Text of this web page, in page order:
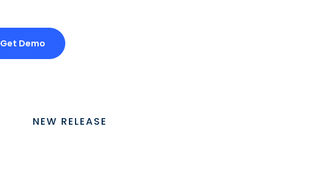
Get Demo
NEW RELEASE